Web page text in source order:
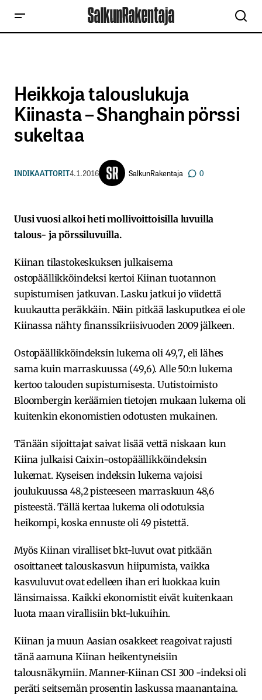
Heikkoja talouslukuja
Kiinasta – Shanghain pörssi
sukeltaa
INDIKAATTORIT4.1.2016 SalkunRakentaja 0
Uusi vuosi alkoi heti mollivoittoisilla luvuilla
talous- ja pörssiluvuilla.
Kiinan tilastokeskuksen julkaisema
ostopäällikköindeksi kertoi Kiinan tuotannon
supistumisen jatkuvan. Lasku jatkui jo viidettä
kuukautta peräkkäin. Näin pitkää laskuputkea ei ole
Kiinassa nähty finanssikriisivuoden 2009 jälkeen.
Ostopäällikköindeksin lukema oli 49,7, eli lähes
sama kuin marraskuussa (49,6). Alle 50:n lukema
kertoo talouden supistumisesta. Uutistoimisto
Bloombergin keräämien tietojen mukaan lukema oli
kuitenkin ekonomistien odotusten mukainen.
Tänään sijoittajat saivat lisää vettä niskaan kun
Kiina julkaisi Caixin-ostopäällikköindeksin
lukemat. Kyseisen indeksin lukema vajoisi
joulukuussa 48,2 pisteeseen marraskuun 48,6
pisteestä. Tällä kertaa lukema oli odotuksia
heikompi, koska ennuste oli 49 pistettä.
Myös Kiinan viralliset bkt-luvut ovat pitkään
osoittaneet talouskasvun hiipumista, vaikka
kasvuluvut ovat edelleen ihan eri luokkaa kuin
länsimaissa. Kaikki ekonomistit eivät kuitenkaan
luota maan virallisiin bkt-lukuihin.
Kiinan ja muun Aasian osakkeet reagoivat rajusti
tänä aamuna Kiinan heikentyneisiin
talousnäkymiin. Manner-Kiinan CSI 300 -indeksi oli
peräti seitsemän prosentin laskussa maanantaina.